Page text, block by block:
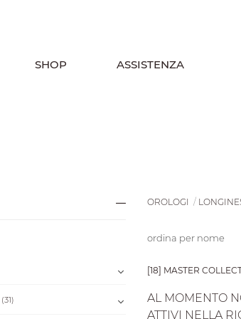
SHOP ASSISTENZA
(31)
OROLOGI
ordina per nome
[18] MASTER
AL MOMENTO
ATTIVI NELLA